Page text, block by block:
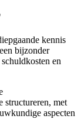
kennis
bijzonder
en
structureren, met
aspecten